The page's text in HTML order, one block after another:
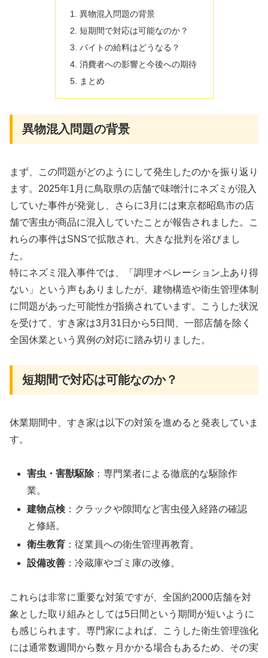
異物混入問題の背景
短期間で対応は可能なのか？
バイトの給料はどうなる？
消費者への影響と今後への期待
まとめ
異物混入問題の背景
まず、この問題がどのようにして発生したのかを振り返り
ます。2025年1月に鳥取県の店舗で味噌汁にネズミが混入
していた事件が発覚し、さらに3月には東京都昭島市の店
舗で害虫が商品に混入していたことが報告されました。こ
れらの事件はSNSで拡散され、大きな批判を浴びまし
た。
特にネズミ混入事件では、「調理オペレーション上あり得
ない」という声もありましたが、建物構造や衛生管理体制
に問題があった可能性が指摘されています。こうした状況
を受けて、すき家は3月31日から5日間、一部店舗を除く
全国休業という異例の対応に踏み切りました。
短期間で対応は可能なのか？
休業期間中、すき家は以下の対策を進めると発表していま
す。
害虫・害獣駆除：専門業者による徹底的な駆除作
業。
建物点検 ：クラックや隙間など害虫侵入経路の確認
と修繕。
衛生教育 ：従業員への衛生管理再教育。
設備改善 ：冷蔵庫やゴミ庫の改修。
これらは非常に重要な対策ですが、全国約2000店舗を対
象とした取り組みとしては5日間という期間が短いように
も感じられます。専門家によれば、こうした衛生管理強化
には通常数週間から数ヶ月かかる場合もあるため、その実